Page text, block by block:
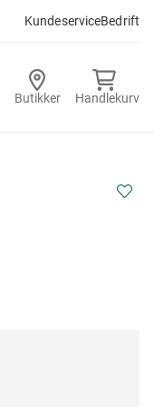
KundeserviceBedrift
Butikker Handlekurv